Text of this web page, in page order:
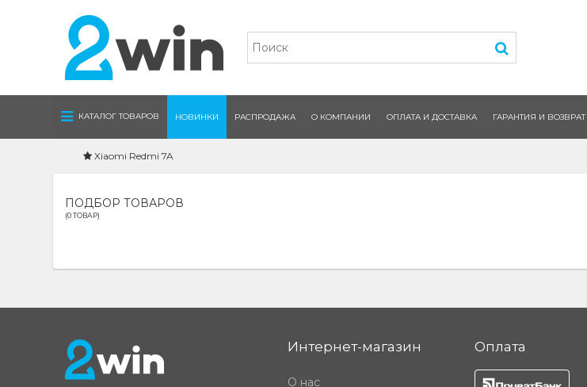
КАТАЛОГ ТОВАРОВ НОВИНКИ РАСПРОДАЖА О КОМПАНИИ ОПЛАТА И ДОСТАВКА ГАРАНТИЯ И ВОЗВРАТ
Xiaomi Redmi 7A
ПОДБОР ТОВАРОВ
(0 ТОВАР)
Интернет-магазин
О нас
Оплата